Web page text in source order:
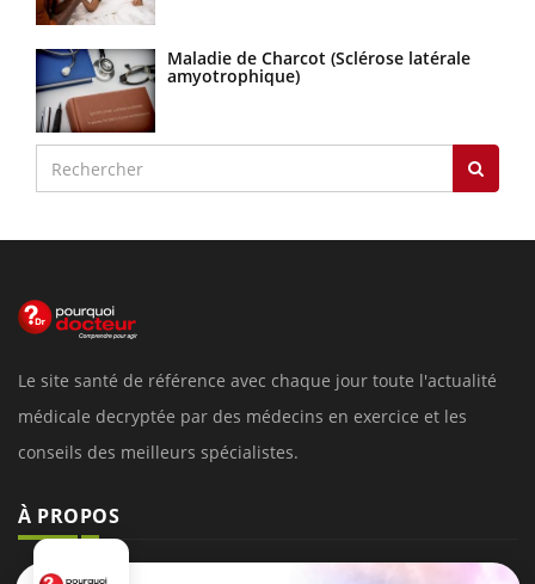
Maladie de Charcot (Sclérose latérale
amyotrophique)
Le site santé de référence avec chaque jour toute l'actualité
médicale decryptée par des médecins en exercice et les
conseils des meilleurs spécialistes.
À PROPOS